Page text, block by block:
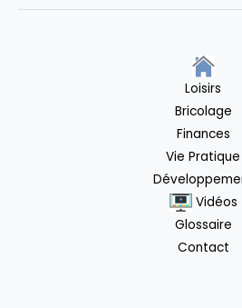
Loisirs
Bricolage
Finances
Vie Pratique
Vidéos
Glossaire
Contact